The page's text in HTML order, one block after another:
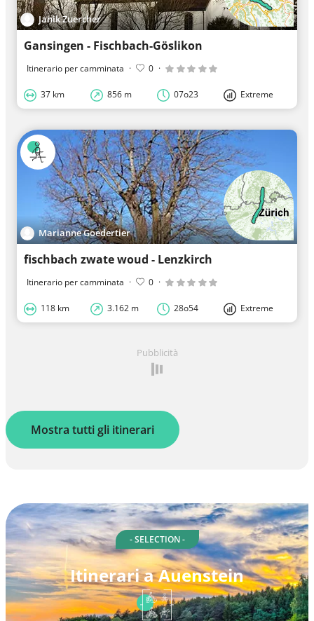
Janik Zuercher
Gansingen - Fischbach-Göslikon
Itinerario per camminata · 0 ·
37 km 856 m 07o23 Extreme
Marianne Goedertier
fischbach zwate woud - Lenzkirch
Itinerario per camminata · 0 ·
118 km 3.162 m 28o54 Extreme
Pubblicità
Mostra tutti gli itinerari
- SELECTION -
Itinerari a Auenstein